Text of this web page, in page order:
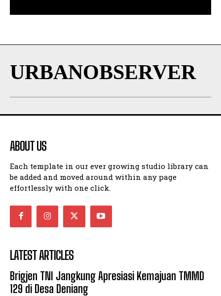
URBANOBSERVER
ABOUT US
Each template in our ever growing studio library can
be added and moved around within any page
effortlessly with one click.
LATEST ARTICLES
Brigjen TNI Jangkung Apresiasi Kemajuan TMMD
129 di Desa Deniang